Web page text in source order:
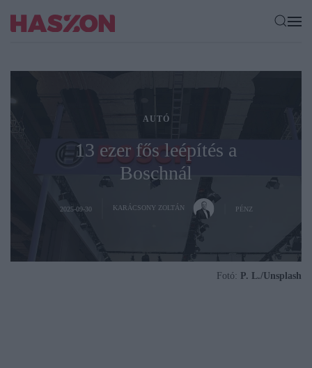
AUTÓ
13 ezer fős leépítés a
Boschnál
2025-09-30 KARÁCSONY ZOLTÁN PÉNZ
Fotó: P. L./Unsplash